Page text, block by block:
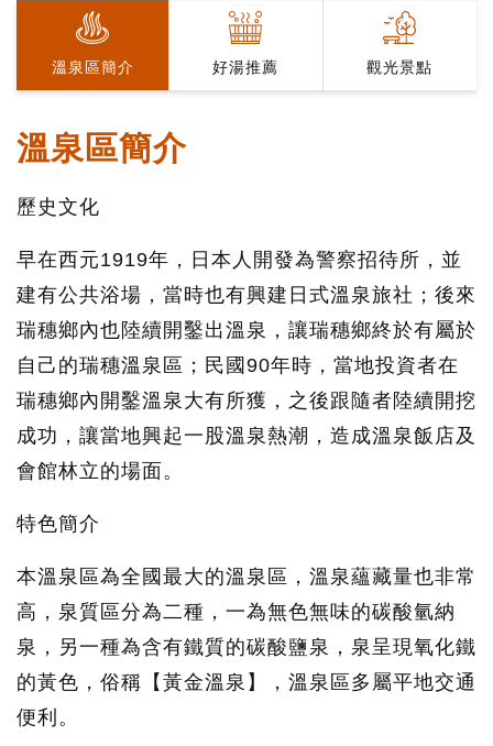
溫泉區簡介 好湯推薦 觀光景點
溫泉區簡介
歷史文化
早在西元1919年，日本人開發為警察招待所，並
建有公共浴場，當時也有興建日式溫泉旅社；後來
瑞穗鄉內也陸續開鑿出溫泉，讓瑞穗鄉終於有屬於
自己的瑞穗溫泉區；民國90年時，當地投資者在
瑞穗鄉內開鑿溫泉大有所獲，之後跟隨者陸續開挖
成功，讓當地興起一股溫泉熱潮，造成溫泉飯店及
會館林立的場面。
特色簡介
本溫泉區為全國最大的溫泉區，溫泉蘊藏量也非常
高，泉質區分為二種，一為無色無味的碳酸氫納
泉，另一種為含有鐵質的碳酸鹽泉，泉呈現氧化鐵
的黃色，俗稱【黃金溫泉】，溫泉區多屬平地交通
便利。